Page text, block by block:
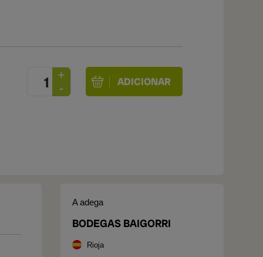
A adega
BODEGAS BAIGORRI
Rioja